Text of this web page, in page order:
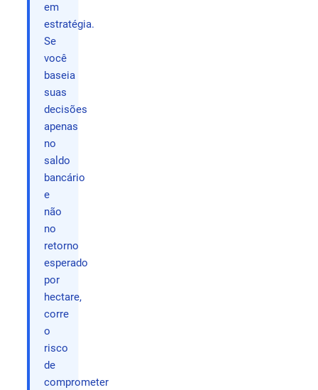
em
estratégia.
Se
você
baseia
suas
decisões
apenas
no
saldo
bancário
e
não
no
retorno
esperado
por
hectare,
corre
o
risco
de
comprometer